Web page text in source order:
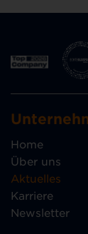
Home
Über uns
Aktuelles
Karriere
Newsletter